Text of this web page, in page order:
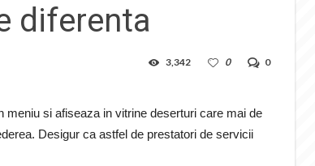
diferenta
0
0
3,342
si afiseaza in vitrine deserturi care mai de
Desigur ca astfel de prestatori de servicii